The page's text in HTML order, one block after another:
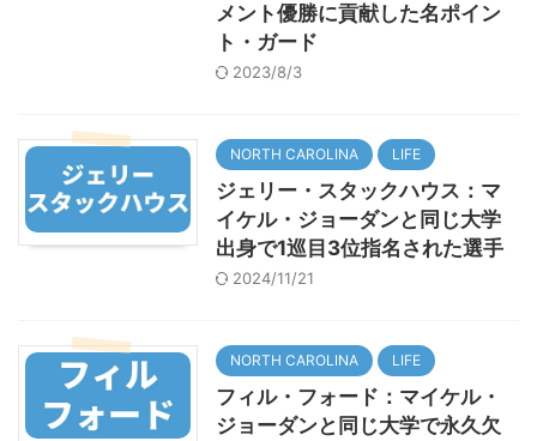
メント優勝に貢献した名ポイン
ト・ガード
2023/8/3
NORTH CAROLINA LIFE
ジェリー・スタックハウス：マ
イケル・ジョーダンと同じ大学
出身で1巡目3位指名された選手
2024/11/21
NORTH CAROLINA LIFE
フィル・フォード：マイケル・
ジョーダンと同じ大学で永久欠